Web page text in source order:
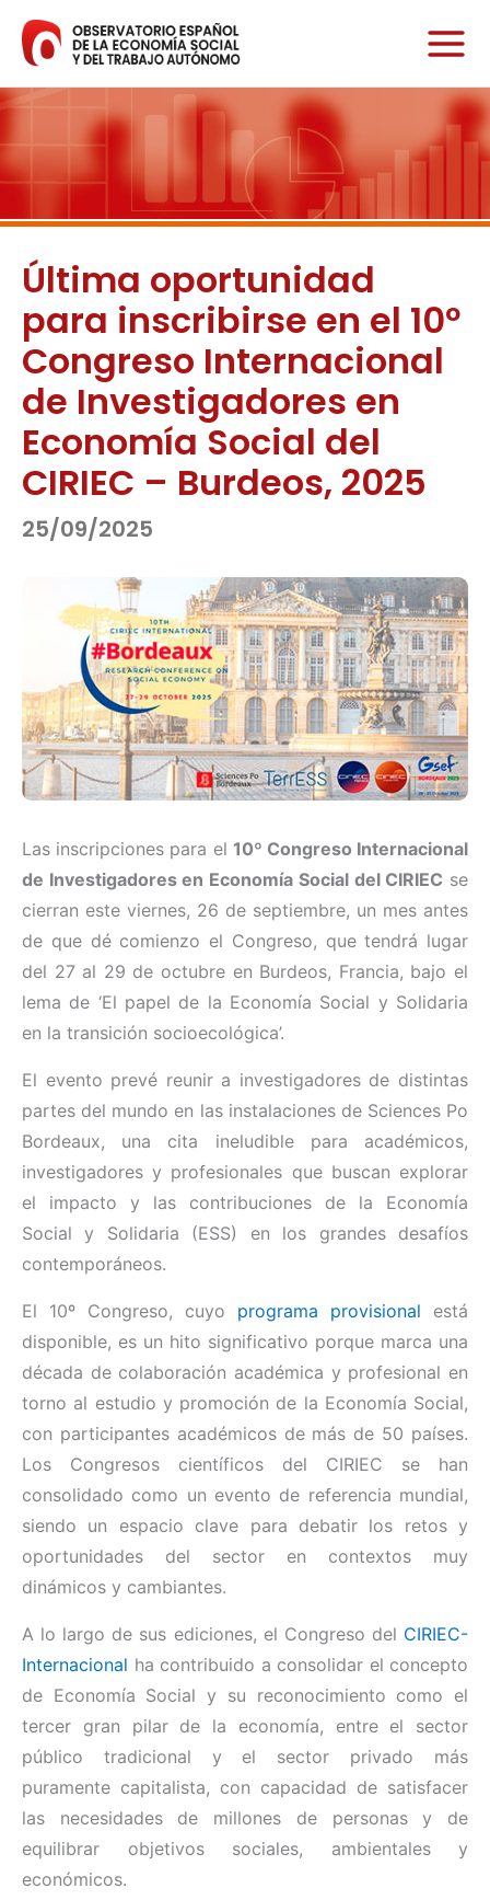
contenido
Última oportunidad
para inscribirse en el 10º
Congreso Internacional
de Investigadores en
Economía Social del
CIRIEC – Burdeos, 2025
25/09/2025
Las inscripciones para el 10º Congreso Internacional
de Investigadores en Economía Social del CIRIEC se
cierran este viernes, 26 de septiembre, un mes antes
de que dé comienzo el Congreso, que tendrá lugar
del 27 al 29 de octubre en Burdeos, Francia, bajo el
lema de ‘El papel de la Economía Social y Solidaria
en la transición socioecológica’.
El evento prevé reunir a investigadores de distintas
partes del mundo en las instalaciones de Sciences Po
Bordeaux, una cita ineludible para académicos,
investigadores y profesionales que buscan explorar
el impacto y las contribuciones de la Economía
Social y Solidaria (ESS) en los grandes desafíos
contemporáneos.
El 10º Congreso, cuyo programa provisional está
disponible, es un hito significativo porque marca una
década de colaboración académica y profesional en
torno al estudio y promoción de la Economía Social,
con participantes académicos de más de 50 países.
Los Congresos científicos del CIRIEC se han
consolidado como un evento de referencia mundial,
siendo un espacio clave para debatir los retos y
oportunidades del sector en contextos muy
dinámicos y cambiantes.
A lo largo de sus ediciones, el Congreso del CIRIEC-
Internacional ha contribuido a consolidar el concepto
de Economía Social y su reconocimiento como el
tercer gran pilar de la economía, entre el sector
público tradicional y el sector privado más
puramente capitalista, con capacidad de satisfacer
las necesidades de millones de personas y de
equilibrar objetivos sociales, ambientales y
económicos.